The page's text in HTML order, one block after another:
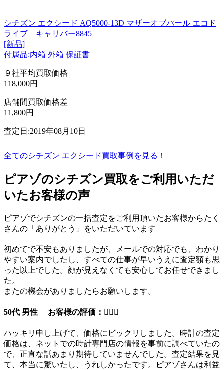
シチズン エクシード AQ5000-13D マザーオブパール エコド
ライブ キャリバー8845
[新品]
付属品:内箱 外箱 保証書
９社平均買取価格
118,000円
店舗間買取価格差
11,800円
査定日:2019年08月10日
全てのシチズン エクシード買取事例を見る！
ピアゾのシチズン買取をご利用いただ
いたお客様の声
ピアゾでシチズンの一括査定をご利用頂いたお客様からたく
さんの「ありがとう」をいただいています
初めてで不安もありましたが、メールでの対応でも、わかり
やすい案内でしたし、すべての仕事が早いうえに査定額も思
った以上でした。顔が見えなくても安心してお任せできまし
た。
またの機会がありましたらお願いします。
50代 男性 お客様の評価：
ハッキリ申し上げて、価格にビックリしました。時計の査定
価格は、ネットでの時計専門店の情報を事前に調べていたの
で、正直な話あまり期待していませんでした。査定結果を見
て、本当に驚いたし、うれしかったです。ピアゾさんは利益